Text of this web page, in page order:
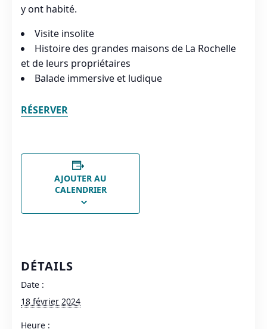
y ont habité.
Visite insolite
Histoire des grandes maisons de La Rochelle
et de leurs propriétaires
Balade immersive et ludique
RÉSERVER
AJOUTER AU
CALENDRIER
DÉTAILS
Date :
18 février 2024
Heure :